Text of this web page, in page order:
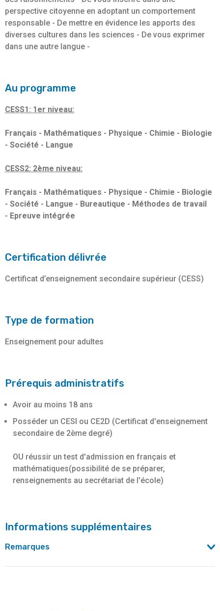
perspective citoyenne en adoptant un comportement
responsable - De mettre en évidence les apports des
diverses cultures dans les sciences - De vous exprimer
dans une autre langue -
Au programme
CESS1: 1er niveau:
Français - Mathématiques - Physique - Chimie - Biologie
- Société - Langue
CESS2: 2ème niveau:
Français - Mathématiques - Physique - Chimie - Biologie
- Société - Langue - Bureautique - Méthodes de travail
- Epreuve intégrée
Certification délivrée
Certificat d’enseignement secondaire supérieur (CESS)
Type de formation
Enseignement pour adultes
Prérequis administratifs
Avoir au moins 18 ans
Posséder un CESI ou CE2D (Certificat d'enseignement
secondaire de 2ème degré)
OU réussir un test d'admission en français et
mathématiques(possibilité de se préparer,
renseignements au secrétariat de l'école)
Informations supplémentaires
Remarques